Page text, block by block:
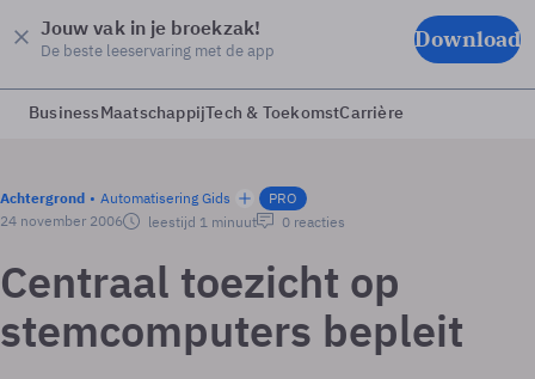
Jouw vak in je broekzak!
De beste leeservaring met de app Download
BusinessMaatschappijTech & ToekomstCarrière
Achtergrond Automatisering Gids
PRO
24 november 2006
leestijd 1 minuut 0 reacties
Centraal toezicht op
stemcomputers bepleit